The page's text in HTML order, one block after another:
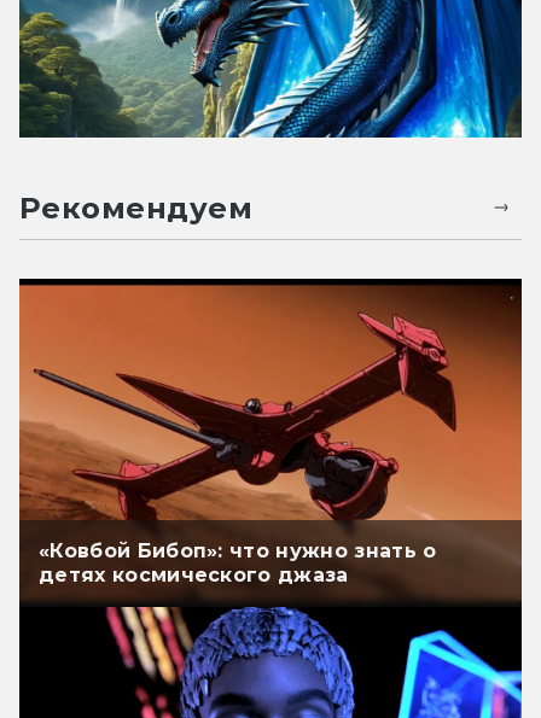
Рекомендуем
«Ковбой Бибоп»: что нужно знать о
детях космического джаза